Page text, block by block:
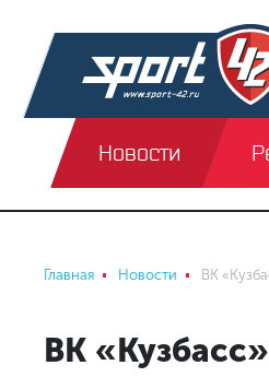
Новости
Главная Новости ВК
ВК